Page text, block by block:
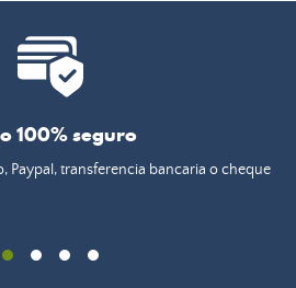
100% seguro
Paypal, transferencia bancaria o cheque